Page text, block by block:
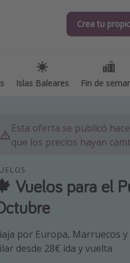
Crea tu
Islas Baleares Fin de
Crea tu
Islas Baleares Fin de
destinos
Esta oferta se publicó
que los precios hayan
Vuelos para el
por Europa, Marruecos
desde 28€ ida y vuelta